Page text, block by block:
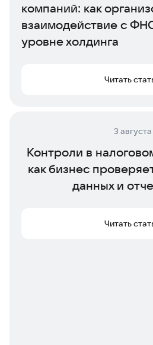
компаний: как
взаимодействие с
уровне холдинга
Читать
3 августа
Контроли в
как бизнес
данных и
Читать